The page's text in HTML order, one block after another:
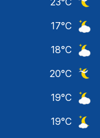
17°C
18°C
20°C
19°C
19°C